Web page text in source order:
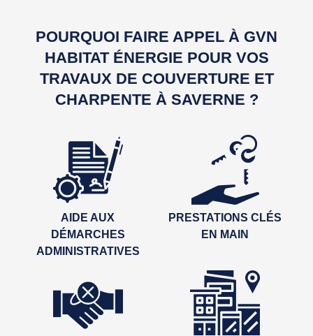
POURQUOI FAIRE APPEL À GVN
HABITAT ÉNERGIE POUR VOS
TRAVAUX DE COUVERTURE ET
CHARPENTE À SAVERNE ?
AIDE AUX
DÉMARCHES
ADMINISTRATIVES
PRESTATIONS CLÉS
EN MAIN